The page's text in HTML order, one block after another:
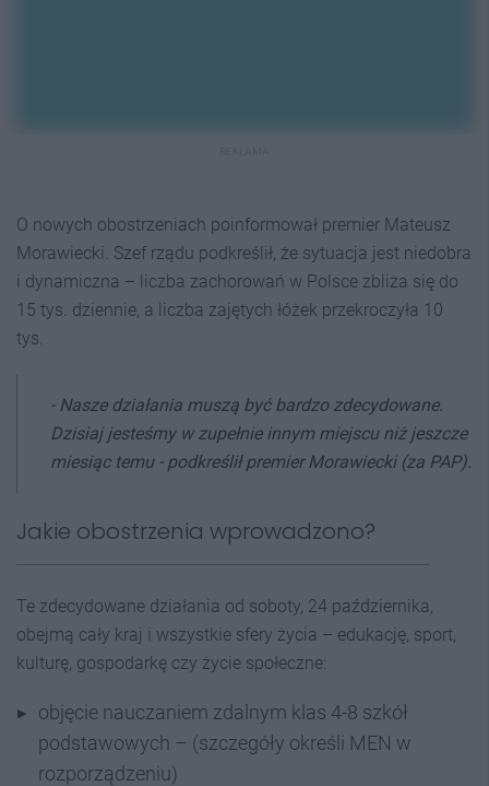
O nowych obostrzeniach poinformował premier Mateusz
Morawiecki. Szef rządu podkreślił, że sytuacja jest niedobra
i dynamiczna – liczba zachorowań w Polsce zbliża się do
15 tys. dziennie, a liczba zajętych łóżek przekroczyła 10
tys.
- Nasze działania muszą być bardzo zdecydowane.
Dzisiaj jesteśmy w zupełnie innym miejscu niż jeszcze
miesiąc temu - podkreślił premier Morawiecki (za PAP).
Jakie obostrzenia wprowadzono?
Te zdecydowane działania od soboty, 24 października,
obejmą cały kraj i wszystkie sfery życia – edukację, sport,
kulturę, gospodarkę czy życie społeczne:
objęcie nauczaniem zdalnym klas 4-8 szkół
podstawowych – (szczegóły określi MEN w
rozporządzeniu)